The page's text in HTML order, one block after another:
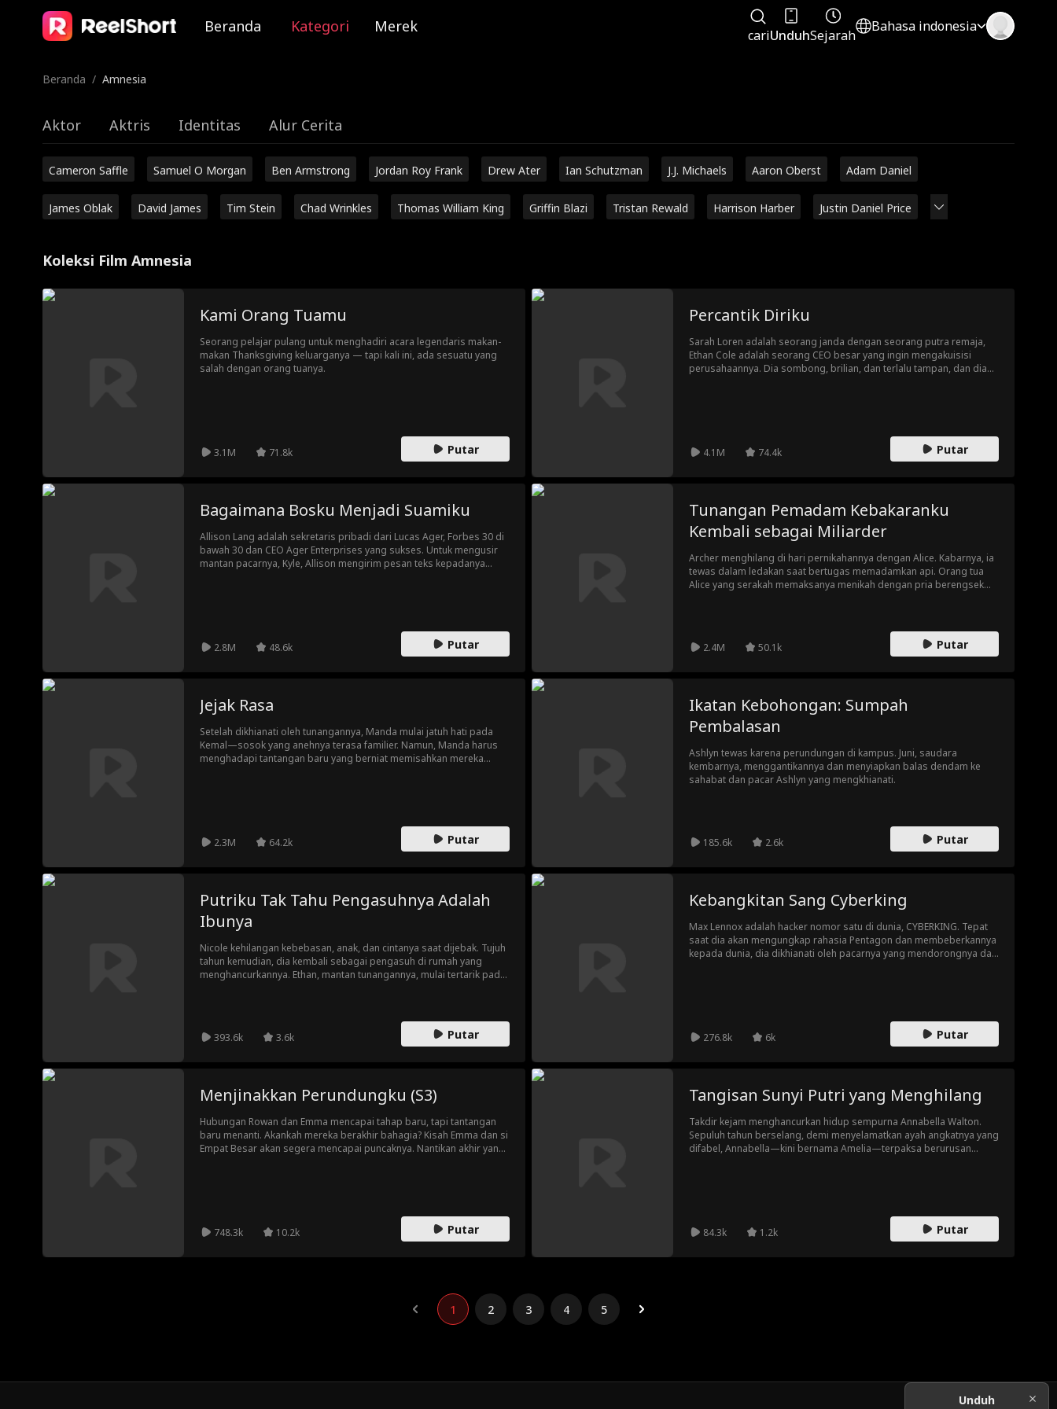
Beranda Kategori Merek cariUnduhSejarah
Bahasa indonesia
Beranda / Amnesia
Aktor Aktris Identitas Alur Cerita
Cameron Saffle Samuel O Morgan Ben Armstrong Jordan Roy Frank Drew Ater Ian Schutzman J.J. Michaels Aaron Oberst Adam Daniel
James Oblak David James Tim Stein Chad Wrinkles Thomas William King Griffin Blazi Tristan Rewald Harrison Harber Justin Daniel Price
Koleksi Film Amnesia
Kami Orang Tuamu
Seorang pelajar pulang untuk menghadiri acara legendaris makan-
makan Thanksgiving keluarganya — tapi kali ini, ada sesuatu yang
salah dengan orang tuanya.
3.1M 71.8k Putar
Percantik Diriku
Sarah Loren adalah seorang janda dengan seorang putra remaja,
Ethan Cole adalah seorang CEO besar yang ingin mengakuisisi
perusahaannya. Dia sombong, brilian, dan terlalu tampan, dan dia
4.1M 74.4k Putar
Bagaimana Bosku Menjadi Suamiku
Allison Lang adalah sekretaris pribadi dari Lucas Ager, Forbes 30 di
bawah 30 dan CEO Ager Enterprises yang sukses. Untuk mengusir
mantan pacarnya, Kyle, Allison mengirim pesan teks kepadanya
2.8M 48.6k Putar
Tunangan Pemadam Kebakaranku
Kembali sebagai Miliarder
Archer menghilang di hari pernikahannya dengan Alice. Kabarnya, ia
tewas dalam ledakan saat bertugas memadamkan api. Orang tua
Alice yang serakah memaksanya menikah dengan pria berengsek
2.4M 50.1k Putar
Jejak Rasa
Setelah dikhianati oleh tunangannya, Manda mulai jatuh hati pada
Kemal—sosok yang anehnya terasa familier. Namun, Manda harus
menghadapi tantangan baru yang berniat memisahkan mereka
2.3M 64.2k Putar
Ikatan Kebohongan: Sumpah
Pembalasan
Ashlyn tewas karena perundungan di kampus. Juni, saudara
kembarnya, menggantikannya dan menyiapkan balas dendam ke
sahabat dan pacar Ashlyn yang mengkhianati.
185.6k 2.6k Putar
Putriku Tak Tahu Pengasuhnya Adalah
Ibunya
Nicole kehilangan kebebasan, anak, dan cintanya saat dijebak. Tujuh
tahun kemudian, dia kembali sebagai pengasuh di rumah yang
menghancurkannya. Ethan, mantan tunangannya, mulai tertarik pada
393.6k 3.6k Putar
Kebangkitan Sang Cyberking
Max Lennox adalah hacker nomor satu di dunia, CYBERKING. Tepat
saat dia akan mengungkap rahasia Pentagon dan membeberkannya
kepada dunia, dia dikhianati oleh pacarnya yang mendorongnya dari
berharap dapat mencari tahu siapa yang melakukan ini padanya.
Akankah dia pada akhirnya merebut kembali takhtanya sebagai
276.8k 6k Putar
Menjinakkan Perundungku (S3)
Hubungan Rowan dan Emma mencapai tahap baru, tapi tantangan
baru menanti. Akankah mereka berakhir bahagia? Kisah Emma dan si
Empat Besar akan segera mencapai puncaknya. Nantikan akhir yang
748.3k 10.2k Putar
Tangisan Sunyi Putri yang Menghilang
Takdir kejam menghancurkan hidup sempurna Annabella Walton.
Sepuluh tahun berselang, demi menyelamatkan ayah angkatnya yang
difabel, Annabella—kini bernama Amelia—terpaksa berurusan
84.3k 1.2k Putar
1 2 3 4 5
Unduh